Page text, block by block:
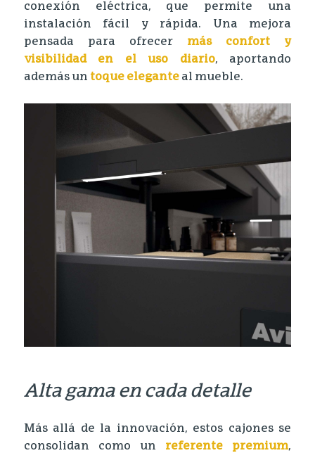
conexión eléctrica, que permite una
instalación fácil y rápida. Una mejora
pensada para ofrecer más confort y
visibilidad en el uso diario, aportando
además un toque eleganteal mueble.
Alta gama en cada detalle
Más allá de la innovación, estos cajones se
consolidan como un referente premium,